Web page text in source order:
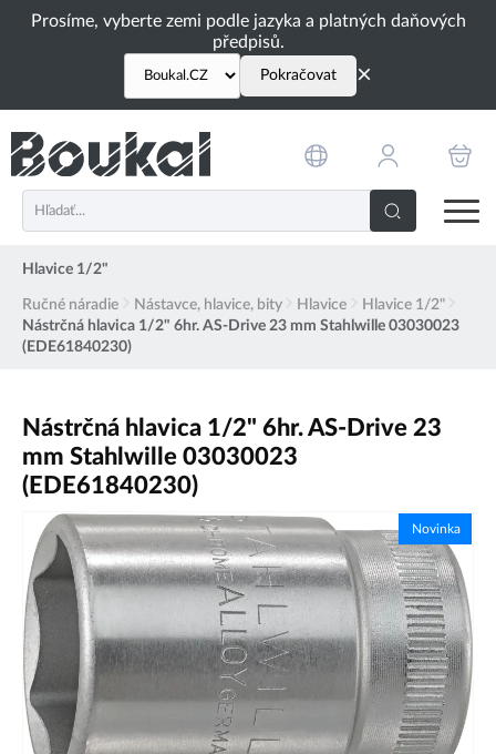
Prosíme, vyberte zemi podle jazyka a platných daňových
předpisů.
Pokračovat ×
Hlavice 1/2"
Ručné náradie Nástavce, hlavice, bity Hlavice
Hlavice 1/2"
Nástrčná hlavica 1/2" 6hr. AS-Drive 23 mm Stahlwille 03030023
(EDE61840230)
Nástrčná hlavica 1/2" 6hr. AS-Drive 23
mm Stahlwille 03030023
(EDE61840230)
Novinka